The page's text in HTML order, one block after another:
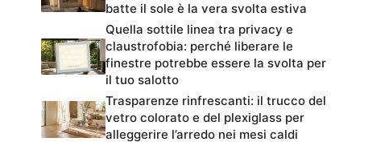
batte il sole è la vera svolta estiva
Quella sottile linea tra privacy e
claustrofobia: perché liberare le
finestre potrebbe essere la svolta per
il tuo salotto
Trasparenze rinfrescanti: il trucco del
vetro colorato e del plexiglass per
alleggerire l’arredo nei mesi caldi